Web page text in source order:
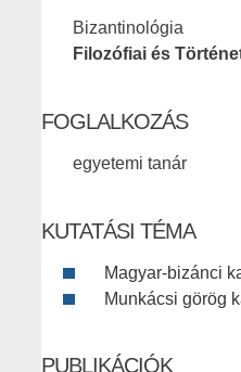
Bizantinológia
Filozófiai és
FOGLALKOZÁS
egyetemi tanár
KUTATÁSI TÉMA
Magyar-bizánci
Munkácsi görög
PUBLIKÁCIÓK